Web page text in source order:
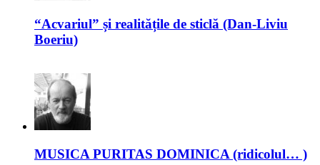
“Acvariul” și realitățile de sticlă (Dan-Liviu
Boeriu)
MUSICA PURITAS DOMINICA (ridicolul… )